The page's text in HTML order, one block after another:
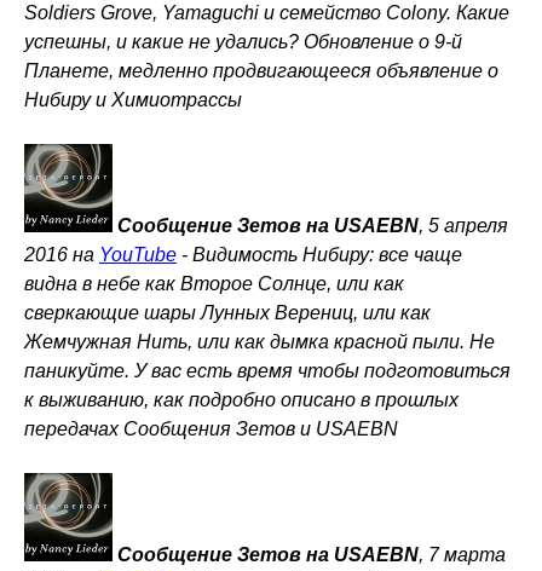
Soldiers Grove, Yamaguchi и семейство Colony. Какие
успешны, и какие не удались? Обновление о 9-й
Планете, медленно продвигающееся объявление о
Нибиру и Химиотрассы
Сообщение Зетов на USAEBN, 5 апреля
2016 на YouTube - Видимость Нибиру: все чаще
видна в небе как Второе Солнце, или как
сверкающие шары Лунных Верениц, или как
Жемчужная Нить, или как дымка красной пыли. Не
паникуйте. У вас есть время чтобы подготовиться
к выживанию, как подробно описано в прошлых
передачах Сообщения Зетов и USAEBN
Сообщение Зетов на USAEBN, 7 марта